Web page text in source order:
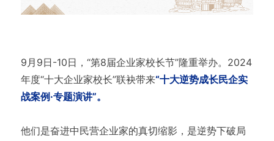
9月9日-10日，“第8届企业家校长节”隆重举办。2024
年度“十大企业家校长”联袂带来“十大逆势成长民企实
战案例·专题演讲”。
他们是奋进中民营企业家的真切缩影，是逆势下破局